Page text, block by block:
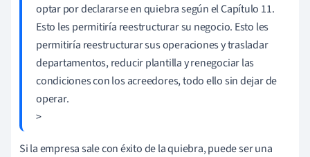
optar por declararse en quiebra según el Capítulo 11.
Esto les permitiría reestructurar su negocio. Esto les
permitiría reestructurar sus operaciones y trasladar
departamentos, reducir plantilla y renegociar las
condiciones con los acreedores, todo ello sin dejar de
operar.
>
Si la empresa sale con éxito de la quiebra, puede ser una